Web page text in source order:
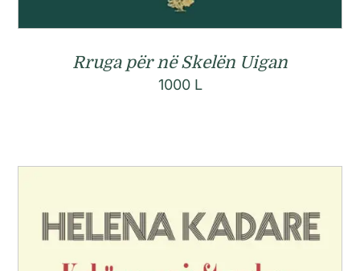
Rruga për në Skelën Uigan
1000 L